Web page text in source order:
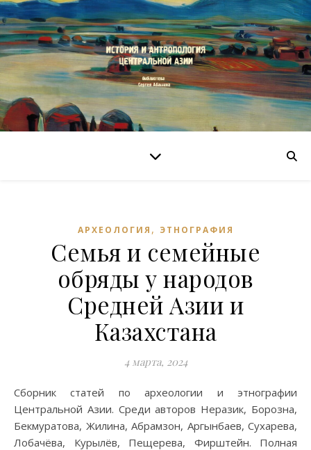
АРХЕОЛОГИЯ , ЭТНОГРАФИЯ
Семья и семейные
обряды у народов
Средней Азии и
Казахстана
4 марта, 2024
Сборник статей по археологии и этнографии
Центральной Азии. Среди авторов Неразик, Борозна,
Бекмуратова, Жилина, Абрамзон, Аргынбаев, Сухарева,
Лобачёва, Курылёв, Пещерева, Фирштейн. Полная